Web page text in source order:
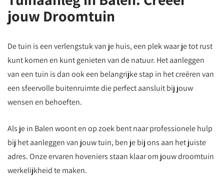
jouw Droomtuin
De tuin is een verlengstuk van je huis, een plek waar je tot rust
kunt komen en kunt genieten van de natuur. Het aanleggen
van een tuin is dan ook een belangrijke stap in het creëren van
een sfeervolle buitenruimte die perfect aansluit bij jouw
wensen en behoeften.
Als je in Balen woont en op zoek bent naar professionele hulp
bij het aanleggen van jouw tuin, ben je bij ons aan het juiste
adres. Onze ervaren hoveniers staan klaar om jouw droomtuin
werkelijkheid te maken.